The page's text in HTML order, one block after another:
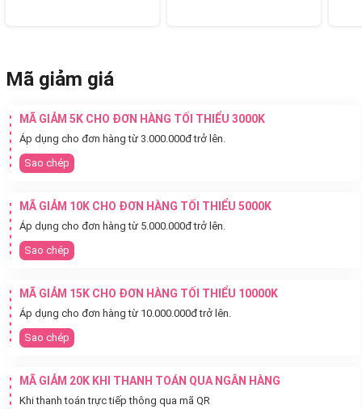
Mã giảm giá
MÃ GIẢM 5K CHO ĐƠN HÀNG TỐI THIỂU 3000K
Áp dụng cho đơn hàng từ 3.000.000đ trở lên.
Sao chép
MÃ GIẢM 10K CHO ĐƠN HÀNG TỐI THIỂU 5000K
Áp dụng cho đơn hàng từ 5.000.000đ trở lên.
Sao chép
MÃ GIẢM 15K CHO ĐƠN HÀNG TỐI THIỂU 10000K
Áp dụng cho đơn hàng từ 10.000.000đ trở lên.
Sao chép
MÃ GIẢM 20K KHI THANH TOÁN QUA NGÂN HÀNG
Khi thanh toán trực tiếp thông qua mã QR